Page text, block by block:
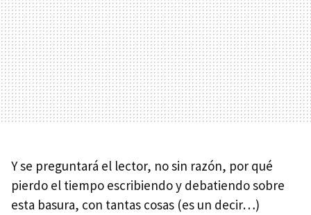
Y se preguntará el lector, no sin razón, por qué
pierdo el tiempo escribiendo y debatiendo sobre
esta basura, con tantas cosas (es un decir…)